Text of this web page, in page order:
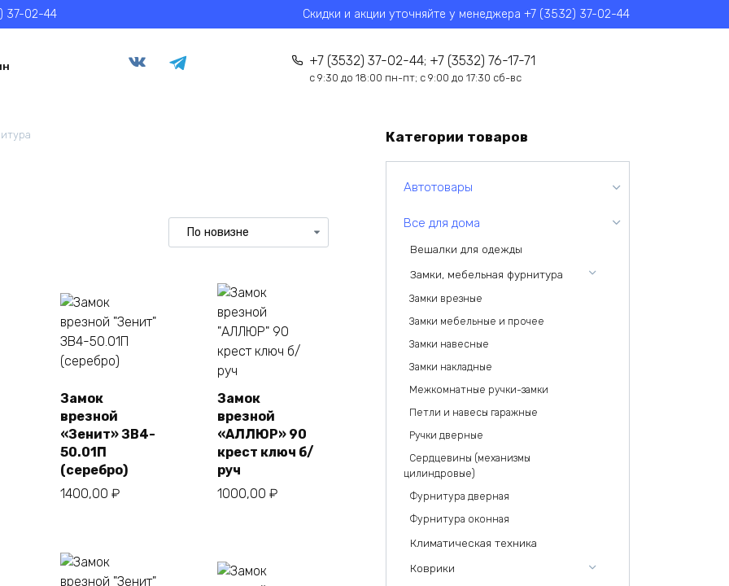
37-02-44 Скидки и акции уточняйте у менеджера +7 (3532) 37-02-44
+7 (3532) 37-02-44; +7 (3532) 76-17-71
с 9:30 до 18:00 пн-пт; с 9:00 до 17:30 сб-вс
Замок
врезной
«Зенит» ЗВ4-
50.01П
(серебро)
1400,00 ₽
Замок
врезной
«АЛЛЮР» 90
крест ключ б/
руч
1000,00 ₽
Категории товаров
Автотовары
Все для дома
Вешалки для одежды
Замки, мебельная фурнитура
Замки врезные
Замки мебельные и прочее
Замки навесные
Замки накладные
Межкомнатные ручки-замки
Петли и навесы гаражные
Ручки дверные
Сердцевины (механизмы
цилиндровые)
Фурнитура дверная
Фурнитура оконная
Климатическая техника
Коврики